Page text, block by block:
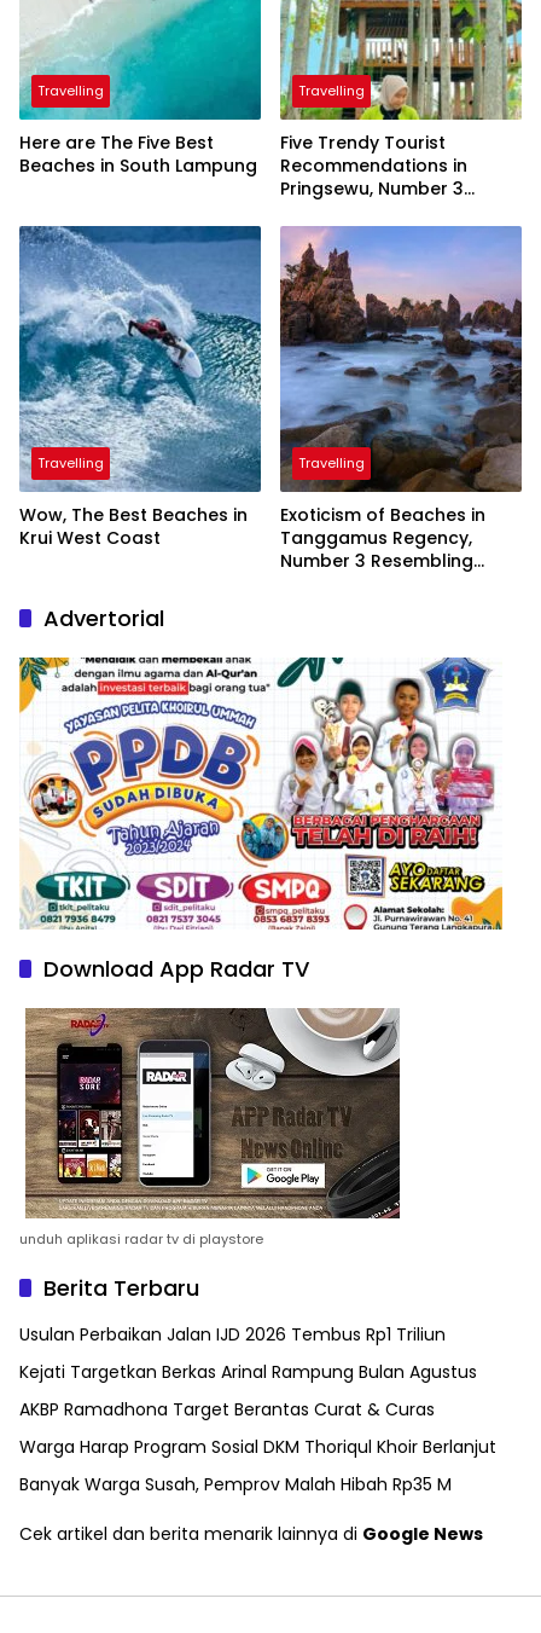
Travelling
Here are The Five Best
Beaches in South Lampung
Travelling
Five Trendy Tourist
Recommendations in
Pringsewu, Number 3
President
Travelling
Wow, The Best Beaches in
Krui West Coast
Travelling
Exoticism of Beaches in
Tanggamus Regency,
Number 3 Resembling
Advertorial
Download App Radar TV
unduh aplikasi radar tv di playstore
Berita Terbaru
Usulan Perbaikan Jalan IJD 2026 Tembus Rp1 Triliun
Kejati Targetkan Berkas Arinal Rampung Bulan Agustus
AKBP Ramadhona Target Berantas Curat & Curas
Warga Harap Program Sosial DKM Thoriqul Khoir Berlanjut
Banyak Warga Susah, Pemprov Malah Hibah Rp35 M
Cek artikel dan berita menarik lainnya di Google News